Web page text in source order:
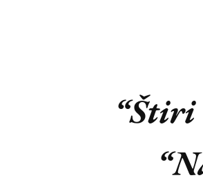
“Štiri